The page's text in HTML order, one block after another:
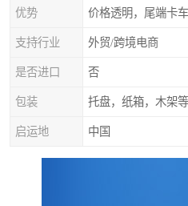
优势 价格透明，尾端卡
支持行业 外贸/跨境电商
是否进口 否
包装 托盘，纸箱，木架等
启运地 中国